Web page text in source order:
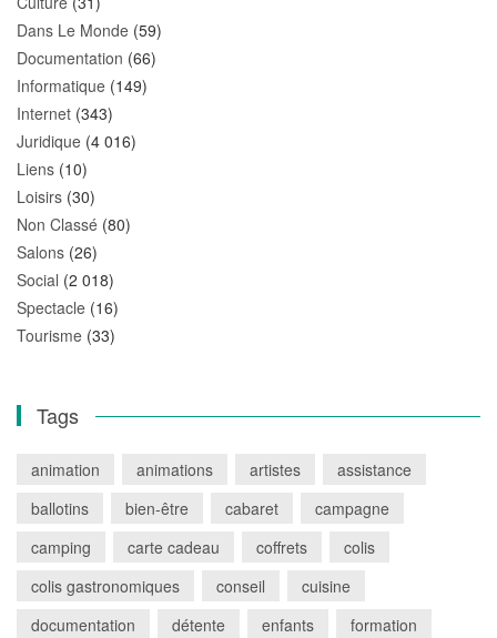
Dans Le Monde (59)
Documentation (66)
Informatique (149)
Internet (343)
Juridique (4 016)
Liens (10)
Loisirs (30)
Non Classé (80)
Salons (26)
Social (2 018)
Spectacle (16)
Tourisme (33)
Tags
animation animations artistes
assistance
ballotins
bien-être cabaret
campagne
camping
carte cadeau coffrets
colis
colis gastronomiques
conseil
cuisine
documentation
détente enfants
formation